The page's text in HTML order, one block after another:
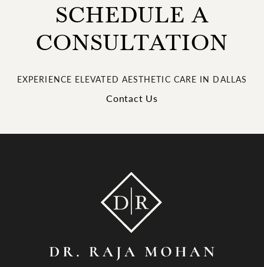
SCHEDULE A
CONSULTATION
EXPERIENCE ELEVATED AESTHETIC CARE IN DALLAS
Contact Us